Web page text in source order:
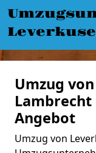
Umzug
Lambrecht
Angebot
Umzug von